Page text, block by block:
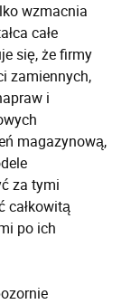
wzmacnia
całe
się, że firmy
zamiennych,
i
magazynową,
za tymi
całkowitą
po ich